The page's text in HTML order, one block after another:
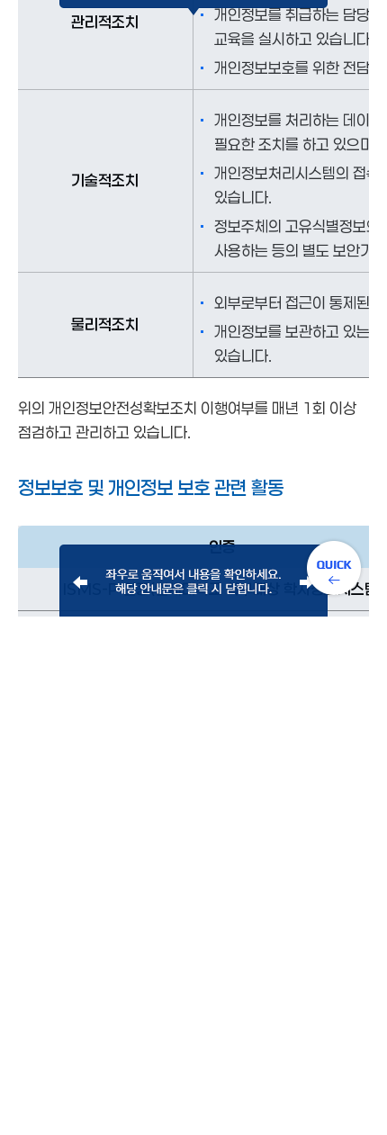
관리적조치
개인정보를 취급하는 담당
교육을 실시하고 있습니다.
개인정보보호를 위한 전담
기술적조치
개인정보를 처리하는 데이
필요한 조치를 하고 있으며
개인정보처리시스템의 접속
있습니다.
정보주체의 고유식별정보와
사용하는 등의 별도 보안기
물리적조치
외부로부터 접근이 통제된
개인정보를 보관하고 있는
있습니다.
위의 개인정보안전성확보조치 이행여부를 매년 1회 이상
점검하고 관리하고 있습니다.
정보보호 및 개인정보 보호 관련 활동
인증
ISMS-P 인증(연세대학교 학부대상 학사정보시스템)